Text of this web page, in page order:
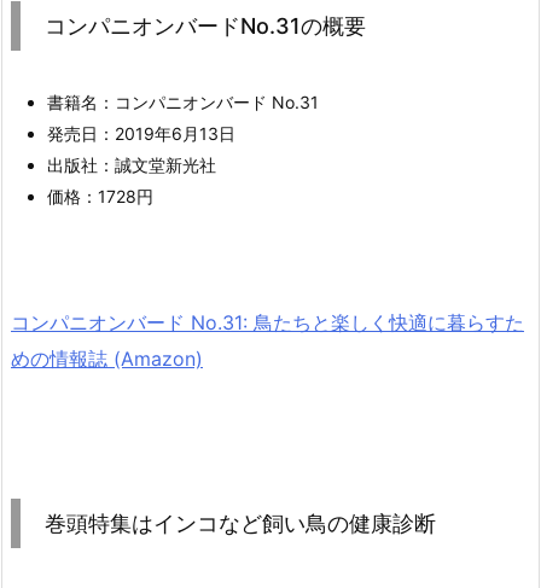
コンパニオンバードNo.31の概要
書籍名：コンパニオンバード No.31
発売日：2019年6月13日
出版社：誠文堂新光社
価格：1728円
コンパニオンバード No.31: 鳥たちと楽しく快適に暮らすた
めの情報誌 (Amazon)
巻頭特集はインコなど飼い鳥の健康診断